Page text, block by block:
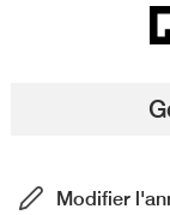
Modifier